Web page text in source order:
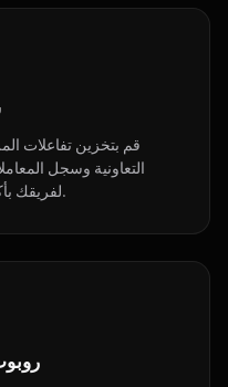
قم بتخزين تفاعلات
التعاونية وسجل
لفريقك بأكمله الوصول إليه بشكل فوري وآمن.